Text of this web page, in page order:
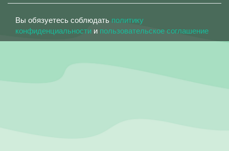
Вы обязуетесь соблюдать политику
конфиденциальности и пользовательское соглашение